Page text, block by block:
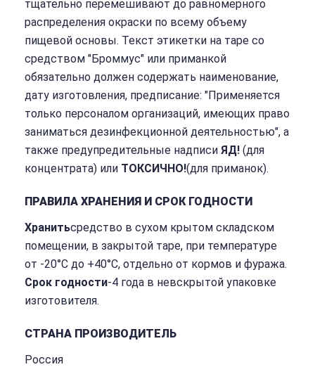
тщательно перемешивают до равномерного
распределения окраски по всему объему
пищевой основы. Текст этикетки на таре со
средством "Броммус" или приманкой
обязательно должен содержать наименование,
дату изготовления, предписание: "Применяется
только персоналом организаций, имеющих право
заниматься дезинфекционной деятельностью", а
также предупредительные надписи ЯД! (для
концентрата) или ТОКСИЧНО!(для приманок).
ПРАВИЛА ХРАНЕНИЯ И СРОК ГОДНОСТИ
Хранитьсредство в сухом крытом складском
помещении, в закрытой таре, при температуре
от -20°С до +40°С, отдельно от кормов и фуража.
Срок годности-4 года в невскрытой упаковке
изготовителя.
СТРАНА ПРОИЗВОДИТЕЛЬ
Россия